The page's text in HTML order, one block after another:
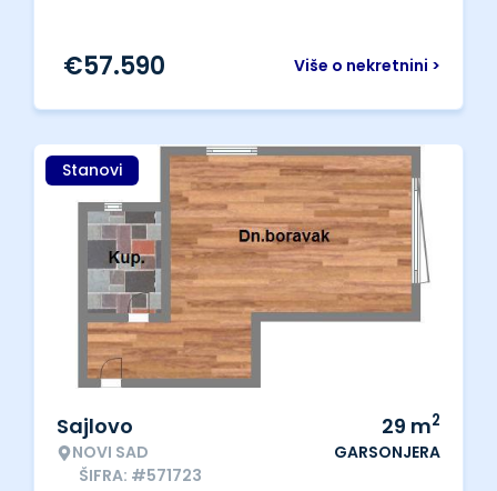
Više o nekretnini >
€57.590
Stanovi
Sajlovo
NOVI SAD
ŠIFRA: #571723
29 m2
GARSONJERA